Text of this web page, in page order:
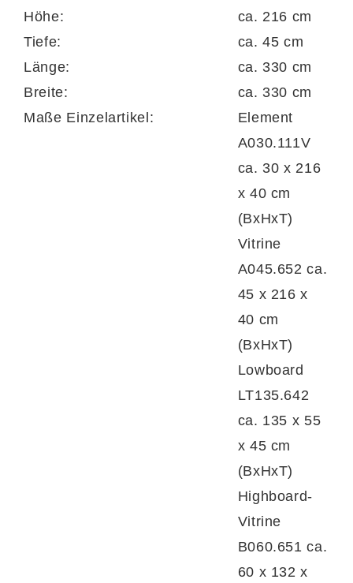
Fünf Elemente – maximale
Flexibilität für dein Wohnzimmer
Die Wohnwand besteht aus fünf perfekt
aufeinander abgestimmten Komponenten,
die sowohl einzeln als auch im Gesamtbild
Bücher, Vasen oder Dekoobjekte.
(Typ A045.652) beeindruckt mit
einem rechts platzierten Glaseinsatz, drei
höhenverstellbaren Klarglasböden, einem
verstellbaren und zwei festen Holzböden. Mit
Maßen von ca. 45 x 216 x 40 cm (BxHxT)
bietet sie dekorativen Stauraum mit Stil.
Höhe:
ca. 216 cm
Tiefe:
ca. 45 cm
Länge:
ca. 330 cm
Breite:
ca. 330 cm
Maße Einzelartikel:
Element
A030.111V
ca. 30 x 216
x 40 cm
(BxHxT)
Vitrine
A045.652 ca.
45 x 216 x
40 cm
(BxHxT)
Lowboard
LT135.642
ca. 135 x 55
x 45 cm
(BxHxT)
Highboard-
Vitrine
B060.651 ca.
60 x 132 x